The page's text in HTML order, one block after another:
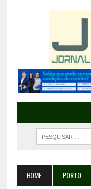
HOME PORTO